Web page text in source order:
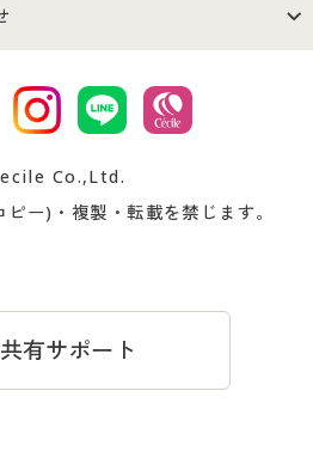
会社案内
サイトマップ
お支払は
忘れの場合
Co.,Ltd.
ー)・複製・転載を禁じます。
有サポート